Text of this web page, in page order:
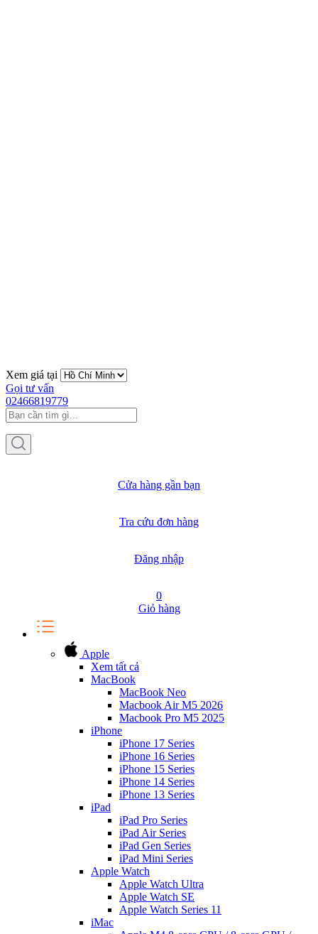
Xem giá tại
Gọi tư vấn
02466819779
Cửa hàng gần bạn
Tra cứu đơn hàng
Đăng nhập
0
Giỏ hàng
Apple
Xem tất cả
MacBook
MacBook Neo
Macbook Air M5 2026
Macbook Pro M5 2025
iPhone
iPhone 17 Series
iPhone 16 Series
iPhone 15 Series
iPhone 14 Series
iPhone 13 Series
iPad
iPad Pro Series
iPad Air Series
iPad Gen Series
iPad Mini Series
Apple Watch
Apple Watch Ultra
Apple Watch SE
Apple Watch Series 11
iMac